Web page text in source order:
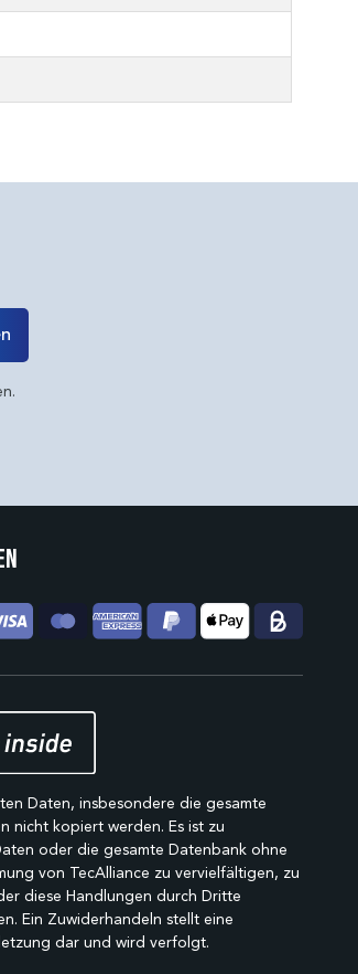
Daten, insbesondere die gesamte
nicht kopiert werden. Es ist zu
oder die gesamte Datenbank ohne
von TecAlliance zu vervielfältigen, zu
diese Handlungen durch Dritte
Ein Zuwiderhandeln stellt eine
dar und wird verfolgt.